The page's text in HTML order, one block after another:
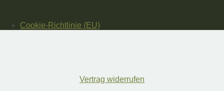
Cookie-Richtlinie (EU)
Vertrag widerrufen